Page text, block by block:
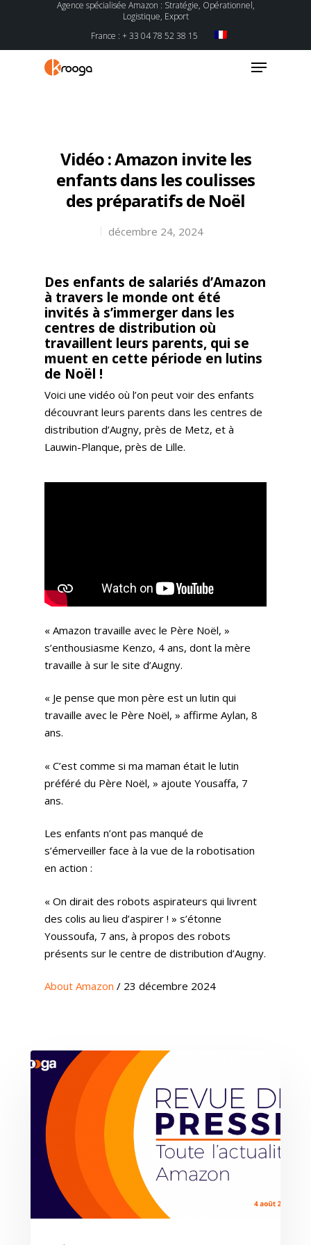
Agence spécialisée Amazon : Stratégie, Opérationnel,
Logistique, Export
France : + 33 04 78 52 38 15
Vidéo : Amazon invite les
enfants dans les coulisses
des préparatifs de Noël
décembre 24, 2024
Des enfants de salariés d’Amazon
à travers le monde ont été
invités à s’immerger dans les
centres de distribution où
travaillent leurs parents, qui se
muent en cette période en lutins
de Noël !
Voici une vidéo où l’on peut voir des enfants
découvrant leurs parents dans les centres de
distribution d’Augny, près de Metz, et à
Lauwin-Planque, près de Lille.
« Amazon travaille avec le Père Noël, »
s’enthousiasme Kenzo, 4 ans, dont la mère
travaille à sur le site d’Augny.
« Je pense que mon père est un lutin qui
travaille avec le Père Noël, » affirme Aylan, 8
ans.
« C’est comme si ma maman était le lutin
préféré du Père Noël, » ajoute Yousaffa, 7
ans.
Les enfants n’ont pas manqué de
s’émerveiller face à la vue de la robotisation
en action :
« On dirait des robots aspirateurs qui livrent
des colis au lieu d’aspirer ! » s’étonne
Youssoufa, 7 ans, à propos des robots
présents sur le centre de distribution d’Augny.
About Amazon / 23 décembre 2024